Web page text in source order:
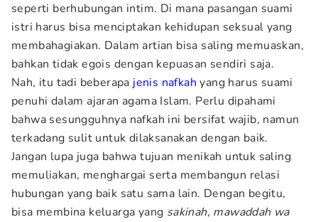
seperti berhubungan intim. Di mana pasangan suami
istri harus bisa menciptakan kehidupan seksual yang
membahagiakan. Dalam artian bisa saling memuaskan,
bahkan tidak egois dengan kepuasan sendiri saja.
Nah, itu tadi beberapa jenis nafkah yang harus suami
penuhi dalam ajaran agama Islam. Perlu dipahami
bahwa sesungguhnya nafkah ini bersifat wajib, namun
terkadang sulit untuk dilaksanakan dengan baik.
Jangan lupa juga bahwa tujuan menikah untuk saling
memuliakan, menghargai serta membangun relasi
hubungan yang baik satu sama lain. Dengan begitu,
bisa membina keluarga yang sakinah, mawaddah wa